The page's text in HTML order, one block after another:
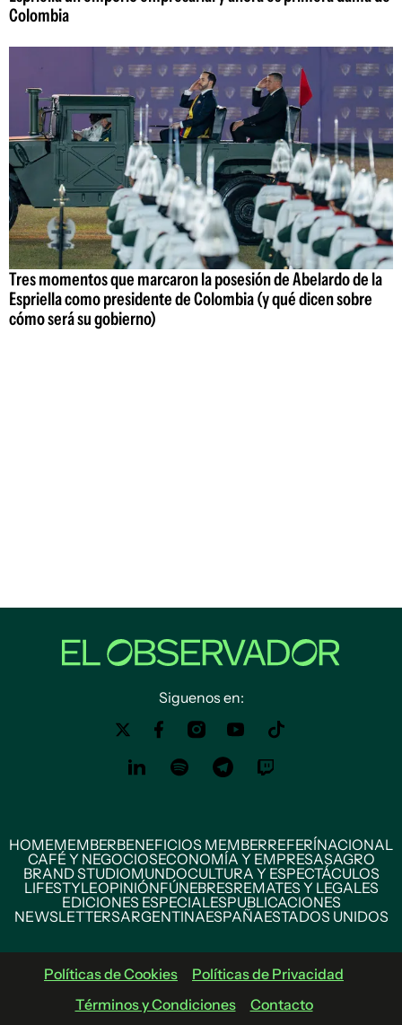
Colombia
Tres momentos que marcaron la posesión de Abelardo de la
Espriella como presidente de Colombia (y qué dicen sobre
cómo será su gobierno)
Siguenos en:
HOMEMEMBERBENEFICIOS MEMBERREFERÍNACIONAL
CAFÉ Y NEGOCIOSECONOMÍA Y EMPRESASAGRO
BRAND STUDIOMUNDOCULTURA Y ESPECTÁCULOS
LIFESTYLEOPINIÓNFÚNEBRESREMATES Y LEGALES
EDICIONES ESPECIALESPUBLICACIONES
NEWSLETTERSARGENTINAESPAÑAESTADOS UNIDOS
Políticas de Cookies
Políticas de Privacidad
Términos y Condiciones
Contacto